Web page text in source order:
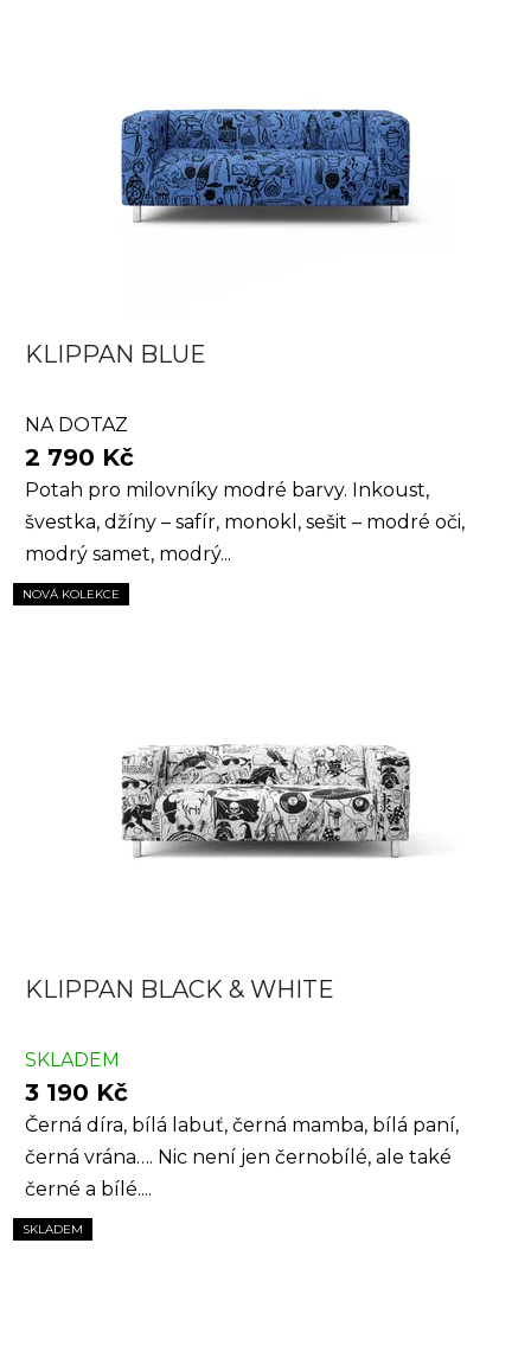
KLIPPAN BLUE
NA DOTAZ
2 790 Kč
Potah pro milovníky modré barvy. Inkoust,
švestka, džíny – safír, monokl, sešit – modré oči,
modrý samet, modrý...
NOVÁ KOLEKCE
KLIPPAN BLACK & WHITE
SKLADEM
3 190 Kč
Černá díra, bílá labuť, černá mamba, bílá paní,
černá vrána…. Nic není jen černobílé, ale také
černé a bílé....
SKLADEM